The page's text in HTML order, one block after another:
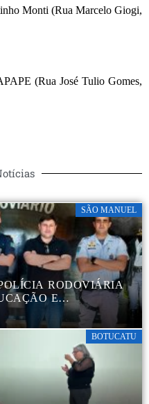
Monti (Rua Marcelo Giogi,
(Rua José Tulio Gomes,
SÃO MANUEL
RODOVIÁRIA
E
BOTUCATU